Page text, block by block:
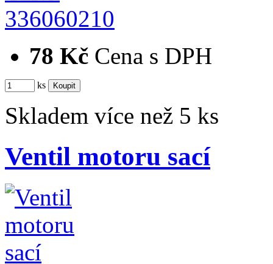
336060210
78 Kč Cena s DPH
ks
Skladem více než 5 ks
Ventil motoru sací